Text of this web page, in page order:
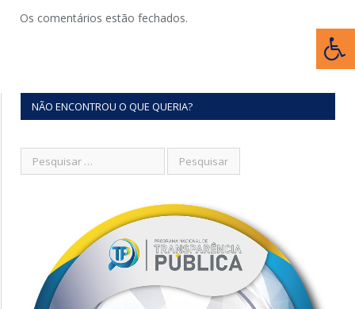
Os comentários estão fechados.
NÃO ENCONTROU O QUE QUERIA?